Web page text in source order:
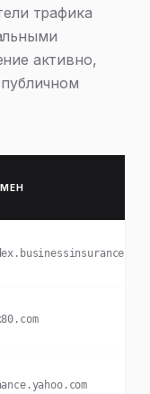
трафика
активно,